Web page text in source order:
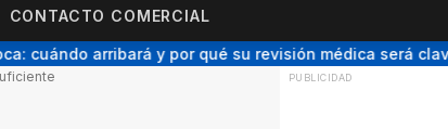
CONTACTO COMERCIAL
cuándo arribará y por qué su revisión médica será clave●